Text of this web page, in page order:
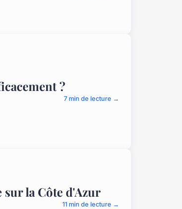
?
7 min de lecture →
la Côte d'Azur
11 min de lecture →